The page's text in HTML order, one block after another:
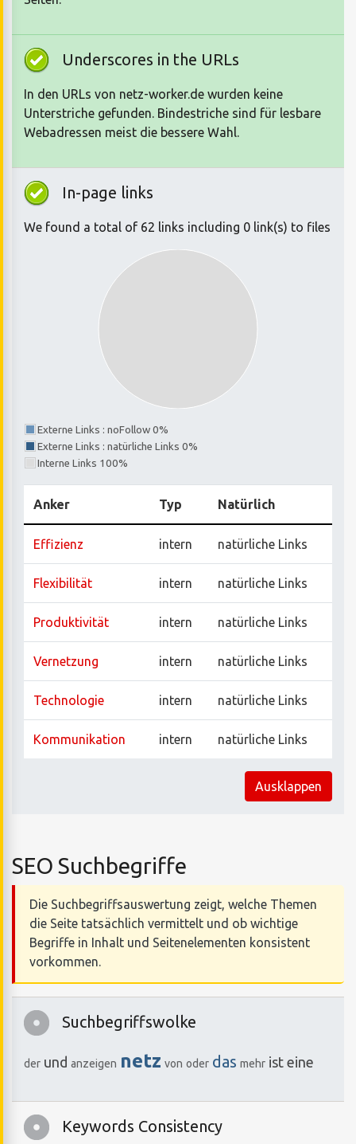
Underscores in the URLs
In den URLs von netz-worker.de wurden keine
Unterstriche gefunden. Bindestriche sind für lesbare
Webadressen meist die bessere Wahl.
In-page links
We found a total of 62 links including 0 link(s) to files
Externe Links : noFollow 0%
Externe Links : natürliche Links 0%
Interne Links 100%
Anker Typ Natürlich
Effizienz intern natürliche Links
Flexibilität intern natürliche Links
Produktivität intern natürliche Links
Vernetzung intern natürliche Links
Technologie intern natürliche Links
Kommunikation intern natürliche Links
Ausklappen
SEO Suchbegriffe
Die Suchbegriffsauswertung zeigt, welche Themen
die Seite tatsächlich vermittelt und ob wichtige
Begriffe in Inhalt und Seitenelementen konsistent
vorkommen.
Suchbegriffswolke
der und anzeigen netz von oder das mehr ist eine
Keywords Consistency